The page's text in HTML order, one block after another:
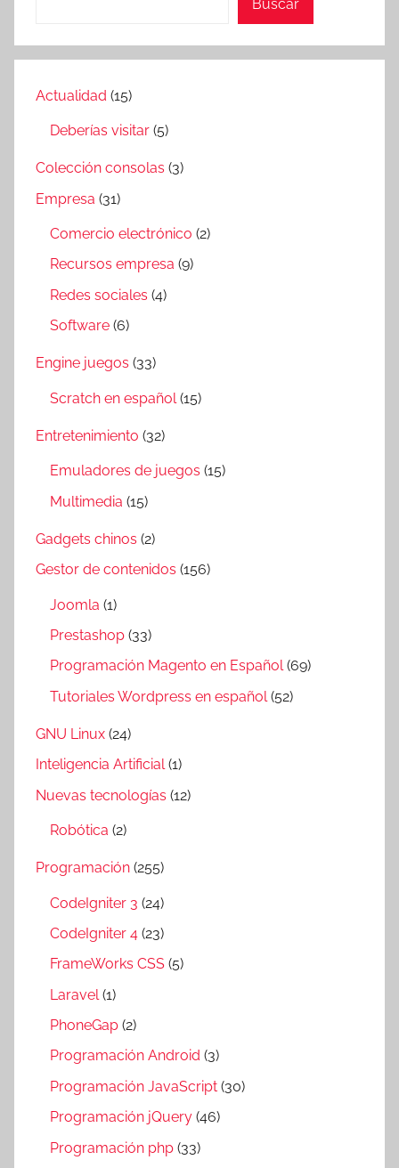
Buscar
Actualidad (15)
Deberías visitar (5)
Colección consolas (3)
Empresa (31)
Comercio electrónico (2)
Recursos empresa (9)
Redes sociales (4)
Software (6)
Engine juegos (33)
Scratch en español (15)
Entretenimiento (32)
Emuladores de juegos (15)
Multimedia (15)
Gadgets chinos (2)
Gestor de contenidos (156)
Joomla (1)
Prestashop (33)
Programación Magento en Español(69)
Tutoriales Wordpress en español (52)
GNU Linux (24)
Inteligencia Artificial(1)
Nuevas tecnologías (12)
Robótica (2)
Programación (255)
CodeIgniter 3 (24)
CodeIgniter 4 (23)
FrameWorks CSS (5)
Laravel (1)
PhoneGap (2)
Programación Android (3)
Programación JavaScript (30)
Programación jQuery (46)
Programación php (33)